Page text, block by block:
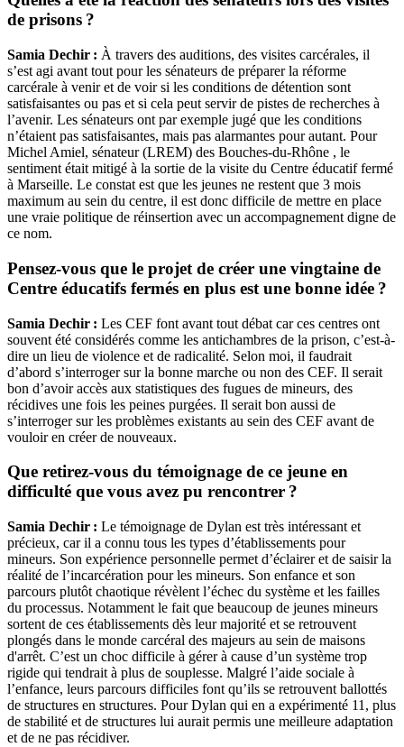
de prisons ?
Samia Dechir : À travers des auditions, des visites carcérales, il
s’est agi avant tout pour les sénateurs de préparer la réforme
carcérale à venir et de voir si les conditions de détention sont
satisfaisantes ou pas et si cela peut servir de pistes de recherches à
l’avenir. Les sénateurs ont par exemple jugé que les conditions
n’étaient pas satisfaisantes, mais pas alarmantes pour autant. Pour
Michel Amiel, sénateur (LREM) des Bouches-du-Rhône , le
sentiment était mitigé à la sortie de la visite du Centre éducatif fermé
à Marseille. Le constat est que les jeunes ne restent que 3 mois
maximum au sein du centre, il est donc difficile de mettre en place
une vraie politique de réinsertion avec un accompagnement digne de
ce nom.
Pensez-vous que le projet de créer une vingtaine de
Centre éducatifs fermés en plus est une bonne idée ?
Samia Dechir : Les CEF font avant tout débat car ces centres ont
souvent été considérés comme les antichambres de la prison, c’est-à-
dire un lieu de violence et de radicalité. Selon moi, il faudrait
d’abord s’interroger sur la bonne marche ou non des CEF. Il serait
bon d’avoir accès aux statistiques des fugues de mineurs, des
récidives une fois les peines purgées. Il serait bon aussi de
s’interroger sur les problèmes existants au sein des CEF avant de
vouloir en créer de nouveaux.
Que retirez-vous du témoignage de ce jeune en
difficulté que vous avez pu rencontrer ?
Samia Dechir : Le témoignage de Dylan est très intéressant et
précieux, car il a connu tous les types d’établissements pour
mineurs. Son expérience personnelle permet d’éclairer et de saisir la
réalité de l’incarcération pour les mineurs. Son enfance et son
parcours plutôt chaotique révèlent l’échec du système et les failles
du processus. Notamment le fait que beaucoup de jeunes mineurs
sortent de ces établissements dès leur majorité et se retrouvent
plongés dans le monde carcéral des majeurs au sein de maisons
d'arrêt. C’est un choc difficile à gérer à cause d’un système trop
rigide qui tendrait à plus de souplesse. Malgré l’aide sociale à
l’enfance, leurs parcours difficiles font qu’ils se retrouvent ballottés
de structures en structures. Pour Dylan qui en a expérimenté 11, plus
de stabilité et de structures lui aurait permis une meilleure adaptation
et de ne pas récidiver.